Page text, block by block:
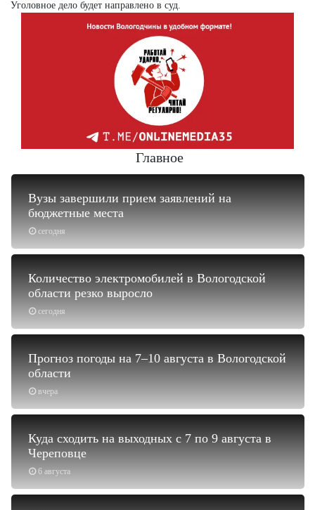
Уголовное дело будет направлено в суд.
Главное
сегодня
Вузы завершили прием заявлений на
бюджетные места
сегодня
Количество электромобилей в Вологодской
области резко выросло
вчера
Прогноз погоды на 7–10 августа в Вологодской
области
6 августа
Куда сходить на выходных с 7 по 9 августа в
Череповце